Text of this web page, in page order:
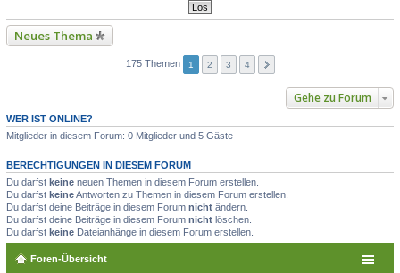
Neues Thema
175 Themen 1 2 3 4
Gehe zu Forum
WER IST ONLINE?
Mitglieder in diesem Forum: 0 Mitglieder und 5 Gäste
BERECHTIGUNGEN IN DIESEM FORUM
Du darfst keine neuen Themen in diesem Forum erstellen.
Du darfst keineAntworten zu Themen in diesem Forum erstellen.
Du darfst deine Beiträge in diesem Forum nicht ändern.
Du darfst deine Beiträge in diesem Forum nicht löschen.
Du darfst keine Dateianhänge in diesem Forum erstellen.
Foren-Übersicht